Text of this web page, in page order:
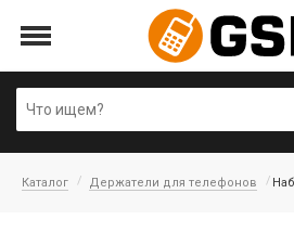
Каталог Держатели для телефонов